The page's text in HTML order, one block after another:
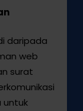
daripada
web
surat
untuk